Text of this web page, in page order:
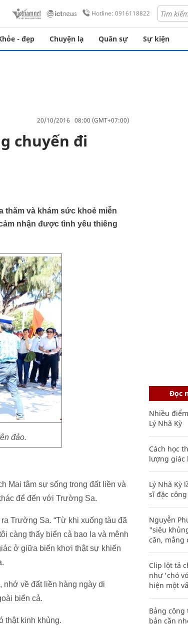
Hotline: 0916118822
- đẹp Chuyện lạ Quân sự Sự kiện
20/10/2016 08:00 (GMT+07:00)
chuyến đi
thăm và khám sức khoẻ miễn
nhận được tình yêu thiêng
đảo.
Mai tâm sự sống trong đất liền và
để đến với Trường Sa.
Trường Sa. “Từ khi xuống tàu đã
càng thấy biển cả bao la và mênh
ở giữa biển khơi thật sự khiến
nhớ về đất liền hàng ngày di
biển cả.
thật kinh khủng.
Đọc
Nhiều
Lý Nhã Kỳ
Cách học
lượng giác
Lý Nhã Kỳ
sĩ đặc
Nguyễn
"siêu
cân, mắng
Clip lột tả
như 'chó
hiện một
Bảng
bản cần